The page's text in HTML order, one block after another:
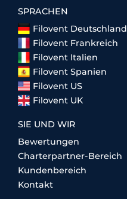
SPRACHEN
Filovent Deutschland
Filovent Frankreich
Filovent Italien
Filovent Spanien
Filovent US
Filovent UK
SIE UND WIR
Bewertungen
Charterpartner-Bereich
Kundenbereich
Kontakt